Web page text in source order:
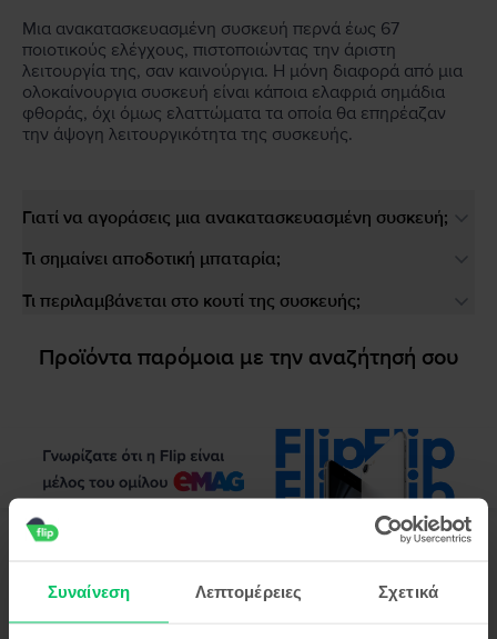
Συναίνεση Λεπτομέρειες Σχετικά
Μια ανακατασκευασμένη συσκευή περνά έως 67
ποιοτικούς ελέγχους, πιστοποιώντας την άριστη
λειτουργία της, σαν καινούργια. Η μόνη διαφορά από μια
ολοκαίνουργια συσκευή είναι κάποια ελαφριά σημάδια
φθοράς, όχι όμως ελαττώματα τα οποία θα επηρέαζαν
την άψογη λειτουργικότητα της συσκευής.
Γιατί να αγοράσεις μια ανακατασκευασμένη συσκευή;
Τι σημαίνει αποδοτική μπαταρία;
Τι περιλαμβάνεται στο κουτί της συσκευής;
Προϊόντα παρόμοια με την αναζήτησή σου
Κινητό τηλέφωνο Huawei Mate 20, Black, 128 GB, Καλό